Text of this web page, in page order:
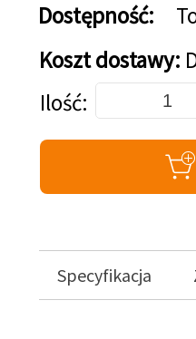
Dostępność:
Koszt dostawy:
Dodaj do koszyka
Ilość
Specyfikacja